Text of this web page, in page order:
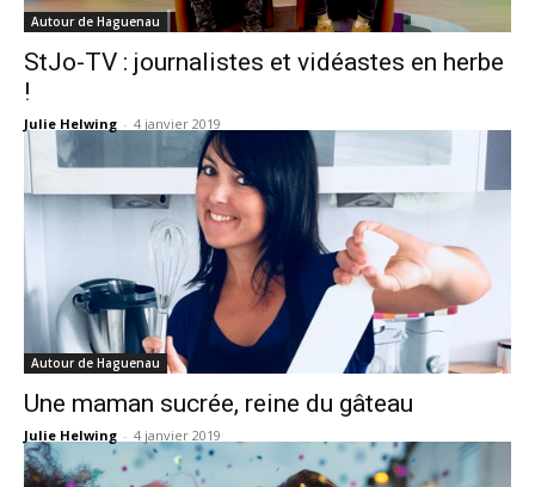
Autour de Haguenau
StJo-TV : journalistes et vidéastes en herbe
!
Julie Helwing - 4 janvier 2019
Autour de Haguenau
Une maman sucrée, reine du gâteau
Julie Helwing - 4 janvier 2019